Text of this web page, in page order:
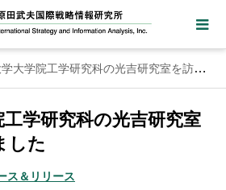
学院工学研究科の光吉研究室を訪問してきました
学研究科の光吉研究室
した
ス＆リリース